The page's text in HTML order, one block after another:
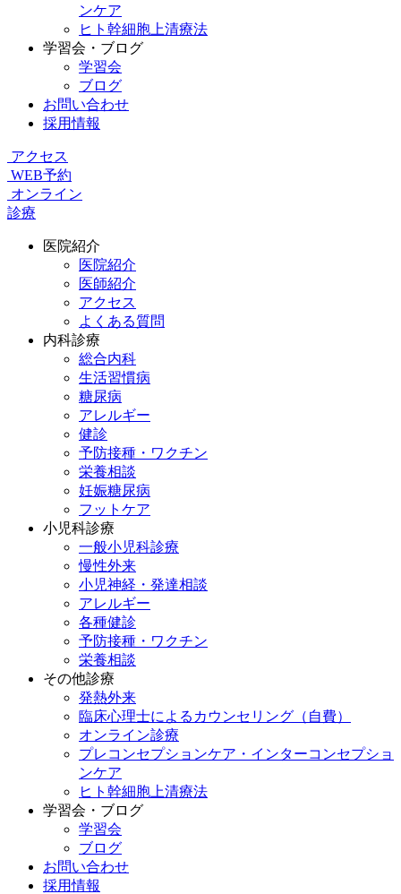
ンケア
ヒト幹細胞上清療法
学習会・ブログ
学習会
ブログ
お問い合わせ
採用情報
アクセス
WEB予約
オンライン
診療
医院紹介
医院紹介
医師紹介
アクセス
よくある質問
内科診療
総合内科
生活習慣病
糖尿病
アレルギー
健診
予防接種・ワクチン
栄養相談
妊娠糖尿病
フットケア
小児科診療
一般小児科診療
慢性外来
小児神経・発達相談
アレルギー
各種健診
予防接種・ワクチン
栄養相談
その他診療
発熱外来
臨床心理士によるカウンセリング（自費）
オンライン診療
プレコンセプションケア・インターコンセプショ
ンケア
ヒト幹細胞上清療法
学習会・ブログ
学習会
ブログ
お問い合わせ
採用情報